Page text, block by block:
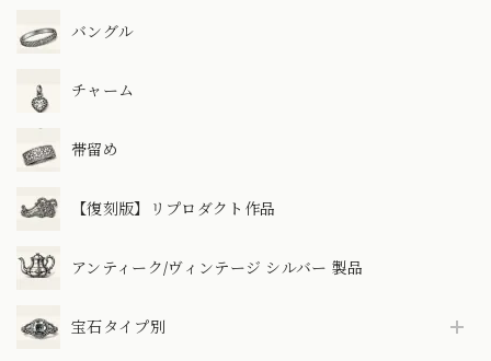
バングル
チャーム
帯留め
【復刻版】リプロダクト作品
アンティーク/ヴィンテージ シルバー 製品
宝石タイプ別